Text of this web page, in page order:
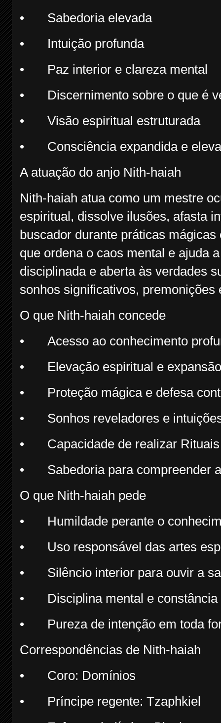
•
Sabedoria elevada
•
Intuição profunda
•
Paz interior e clareza mental
•
Discernimento sobre o que é
•
Visão espiritual estruturada
•
Consciência expandida e
A atuação do anjo Nith-haiah
Nith-haiah atua como um mestre
espiritual, dissolve ilusões, afasta
buscador durante práticas
que ordena o caos mental e ajuda
disciplinada e aberta às verdades
sonhos significativos, premonições
O que Nith-haiah concede
•
Acesso ao conhecimento
•
Elevação espiritual e
•
Proteção mágica e defesa
•
Sonhos reveladores e
•
Capacidade de realizar
•
Sabedoria para compreender
O que Nith-haiah pede
•
Humildade perante o
•
Uso responsável das artes
•
Silêncio interior para ouvir a
•
Disciplina mental e
•
Pureza de intenção em toda
Correspondências de Nith-haiah
•
Coro: Domínios
•
Príncipe regente: Tzaphkiel